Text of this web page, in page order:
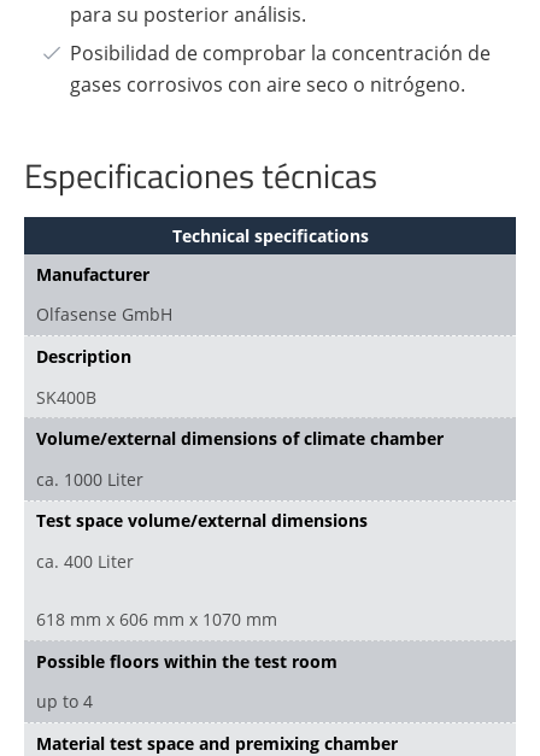
para su posterior análisis.
Posibilidad de comprobar la concentración de
gases corrosivos con aire seco o nitrógeno.
Especificaciones técnicas
Technical specifications
Manufacturer
Olfasense GmbH
Description
SK400B
Volume/external dimensions of climate chamber
ca. 1000 Liter
Test space volume/external dimensions
ca. 400 Liter
618 mm x 606 mm x 1070 mm
Possible floors within the test room
up to 4
Material test space and premixing chamber